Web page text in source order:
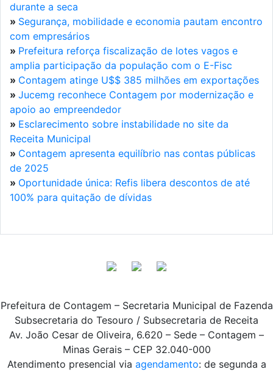
durante a seca
» Segurança, mobilidade e economia pautam encontro
com empresários
» Prefeitura reforça fiscalização de lotes vagos e
amplia participação da população com o E-Fisc
» Contagem atinge U$$ 385 milhões em exportações
» Jucemg reconhece Contagem por modernização e
apoio ao empreendedor
» Esclarecimento sobre instabilidade no site da
Receita Municipal
» Contagem apresenta equilíbrio nas contas públicas
de 2025
» Oportunidade única: Refis libera descontos de até
100% para quitação de dívidas
Prefeitura de Contagem – Secretaria Municipal de Fazenda
Subsecretaria do Tesouro / Subsecretaria de Receita
Av. João Cesar de Oliveira, 6.620 – Sede – Contagem –
Minas Gerais – CEP 32.040-000
Atendimento presencial via agendamento: de segunda a